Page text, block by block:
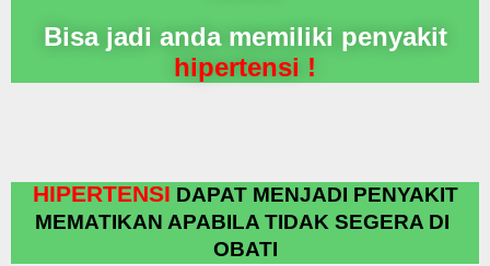
Bisa jadi anda memiliki penyakit
hipertensi !
HIPERTENSI DAPAT MENJADI PENYAKIT
MEMATIKAN APABILA TIDAK SEGERA DI
OBATI